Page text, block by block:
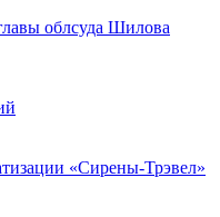
облсуда Шилова
«Сирены-Трэвел»